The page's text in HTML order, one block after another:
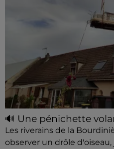
🔊 Une pénichette
Les riverains de la
observer un drôle